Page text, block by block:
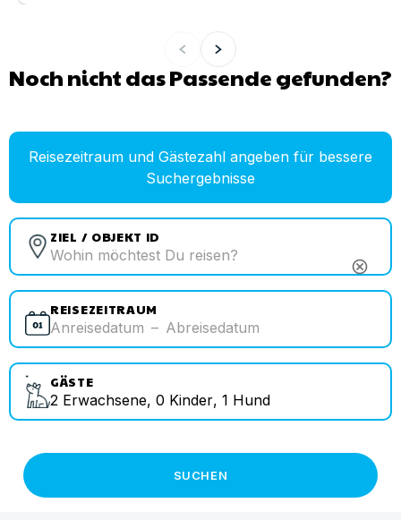
Noch nicht das Passende gefunden?
Reisezeitraum und Gästezahl angeben für bessere
Suchergebnisse
ZIEL / OBJEKT ID
cancel
REISEZEITRAUM
Anreisedatum – Abreisedatum
GÄSTE
2 Erwachsene, 0 Kinder, 1 Hund
SUCHEN